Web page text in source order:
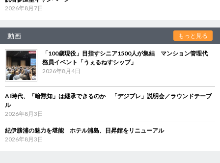
2026年8月7日
動画 もっと見る
「100歳現役」目指すシニア1500人が集結 マンション管理代
務員イベント「うぇるねすシップ」
2026年8月4日
AI時代、「暗黙知」は継承できるのか 「デジブレ」説明会／ラウンドテーブ
ル
2026年8月3日
紀伊勝浦の魅力を堪能 ホテル浦島、日昇館をリニューアル
2026年8月3日